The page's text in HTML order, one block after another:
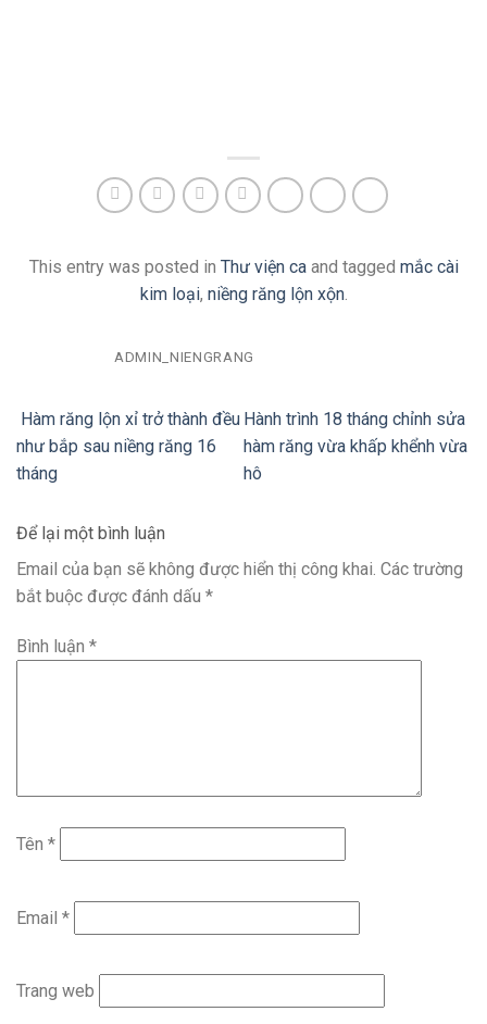
This entry was posted in Thư viện caand tagged mắc cài
kim loại, niềng răng lộn xộn.
ADMIN_NIENGRANG
Hàm răng lộn xỉ trở thành đều
như bắp sau niềng răng 16
tháng
Hành trình 18 tháng chỉnh sửa
hàm răng vừa khấp khểnh vừa
hô
Để lại một bình luận
Email của bạn sẽ không được hiển thị công khai. Các trường
bắt buộc được đánh dấu *
Bình luận *
Tên *
Email *
Trang web